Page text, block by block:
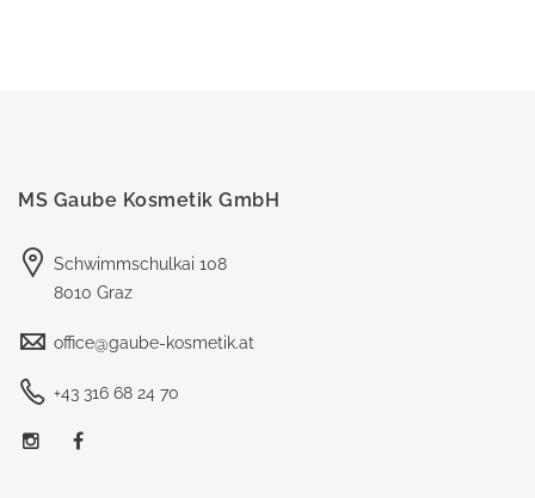
MS Gaube Kosmetik GmbH
Schwimmschulkai 108
8010 Graz
office@gaube-kosmetik.at
+43 316 68 24 70